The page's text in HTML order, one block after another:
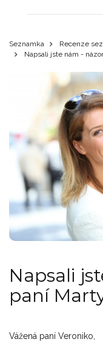
Seznamka
Recenze
Napsali jste nám -
Napsali
paní
Vážená paní Veroniko,